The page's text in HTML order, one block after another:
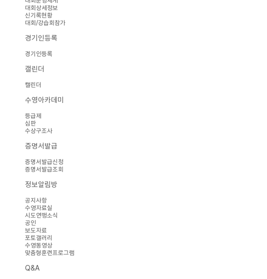
대회상세정보
신기록현황
대회/강습회참가
경기인등록
경기인등록
캘린더
캘린더
수영아카데미
등급제
심판
수상구조사
증명서발급
증명서발급신청
증명서발급조회
정보알림방
공지사항
수영자료실
시도연맹소식
공인
보도자료
포토갤러리
수영동영상
맞춤형훈련프로그램
Q&A